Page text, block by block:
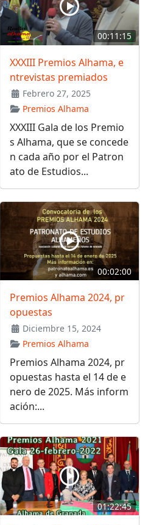
00:11:15
XXXIII Premios Alhama, e
ntrevistas premiados
Febrero 27, 2025
Premios Alhama
XXXIII Gala de los Premio
s Alhama, que se concede
n cada año por el Patron
ato de Estudios...
00:02:00
Premios Alhama 2024, pr
opuestas
Diciembre 15, 2024
Premios Alhama
Premios Alhama 2024, pr
opuestas hasta el 14 de e
nero de 2025. Más inform
ación:...
01:22:45